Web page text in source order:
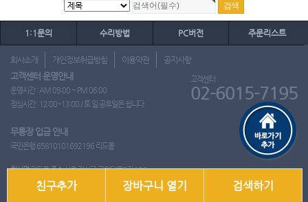
1:1문의 수리방법 PC버전 주문리스트
회사소개 개인정보취급방침 이용약관 공지사항
고객센터 운영안내
운영시간 : AM 09:00 ~ PM 06:00
점심시간 : 12:00~13:00 / 토.일.공휴일은 쉽니다.
고객센터
02-6015-7195
무통장 입금 안내
국민은행 65810101692196 리드몰
회사명리드몰주소서울 강서구 국회대로7길 126
사업자 등록번호412-10-97537 이영은전화02-6015-7195
친구추가 장바구니 열기 검색하기